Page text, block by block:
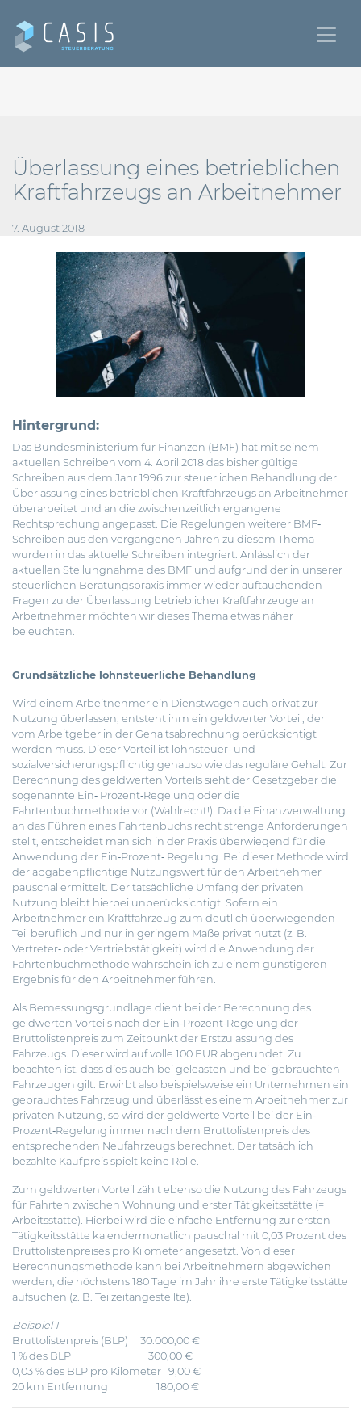
Überlassung eines betrieblichen
Kraftfahrzeugs an Arbeitnehmer
7. August 2018
Hintergrund:
Das Bundesministerium für Finanzen (BMF) hat mit seinem
aktuellen Schreiben vom 4. April 2018 das bisher gültige
Schreiben aus dem Jahr 1996 zur steuerlichen Behandlung der
Überlassung eines betrieblichen Kraftfahrzeugs an Arbeitnehmer
überarbeitet und an die zwischenzeitlich ergangene
Rechtsprechung angepasst. Die Regelungen weiterer BMF‐
Schreiben aus den vergangenen Jahren zu diesem Thema
wurden in das aktuelle Schreiben integriert. Anlässlich der
aktuellen Stellungnahme des BMF und aufgrund der in unserer
steuerlichen Beratungspraxis immer wieder auftauchenden
Fragen zu der Überlassung betrieblicher Kraftfahrzeuge an
Arbeitnehmer möchten wir dieses Thema etwas näher
beleuchten.
Grundsätzliche lohnsteuerliche Behandlung
Wird einem Arbeitnehmer ein Dienstwagen auch privat zur
Nutzung überlassen, entsteht ihm ein geldwerter Vorteil, der
vom Arbeitgeber in der Gehaltsabrechnung berücksichtigt
werden muss. Dieser Vorteil ist lohnsteuer‐ und
sozialversicherungspflichtig genauso wie das reguläre Gehalt. Zur
Berechnung des geldwerten Vorteils sieht der Gesetzgeber die
sogenannte Ein‐ Prozent‐Regelung oder die
Fahrtenbuchmethode vor (Wahlrecht!). Da die Finanzverwaltung
an das Führen eines Fahrtenbuchs recht strenge Anforderungen
stellt, entscheidet man sich in der Praxis überwiegend für die
Anwendung der Ein‐Prozent‐ Regelung. Bei dieser Methode wird
der abgabenpflichtige Nutzungswert für den Arbeitnehmer
pauschal ermittelt. Der tatsächliche Umfang der privaten
Nutzung bleibt hierbei unberücksichtigt. Sofern ein
Arbeitnehmer ein Kraftfahrzeug zum deutlich überwiegenden
Teil beruflich und nur in geringem Maße privat nutzt (z. B.
Vertreter‐ oder Vertriebstätigkeit) wird die Anwendung der
Fahrtenbuchmethode wahrscheinlich zu einem günstigeren
Ergebnis für den Arbeitnehmer führen.
Als Bemessungsgrundlage dient bei der Berechnung des
geldwerten Vorteils nach der Ein‐Prozent‐Regelung der
Bruttolistenpreis zum Zeitpunkt der Erstzulassung des
Fahrzeugs. Dieser wird auf volle 100 EUR abgerundet. Zu
beachten ist, dass dies auch bei geleasten und bei gebrauchten
Fahrzeugen gilt. Erwirbt also beispielsweise ein Unternehmen ein
gebrauchtes Fahrzeug und überlässt es einem Arbeitnehmer zur
privaten Nutzung, so wird der geldwerte Vorteil bei der Ein‐
Prozent‐Regelung immer nach dem Bruttolistenpreis des
entsprechenden Neufahrzeugs berechnet. Der tatsächlich
bezahlte Kaufpreis spielt keine Rolle.
Zum geldwerten Vorteil zählt ebenso die Nutzung des Fahrzeugs
für Fahrten zwischen Wohnung und erster Tätigkeitsstätte (=
Arbeitsstätte). Hierbei wird die einfache Entfernung zur ersten
Tätigkeitsstätte kalendermonatlich pauschal mit 0,03 Prozent des
Bruttolistenpreises pro Kilometer angesetzt. Von dieser
Berechnungsmethode kann bei Arbeitnehmern abgewichen
werden, die höchstens 180 Tage im Jahr ihre erste Tätigkeitsstätte
aufsuchen (z. B. Teilzeitangestellte).
Beispiel 1
Bruttolistenpreis (BLP) 30.000,00 €
1 % des BLP 300,00 €
0,03 % des BLP pro Kilometer 9,00 €
20 km Entfernung 180,00 €